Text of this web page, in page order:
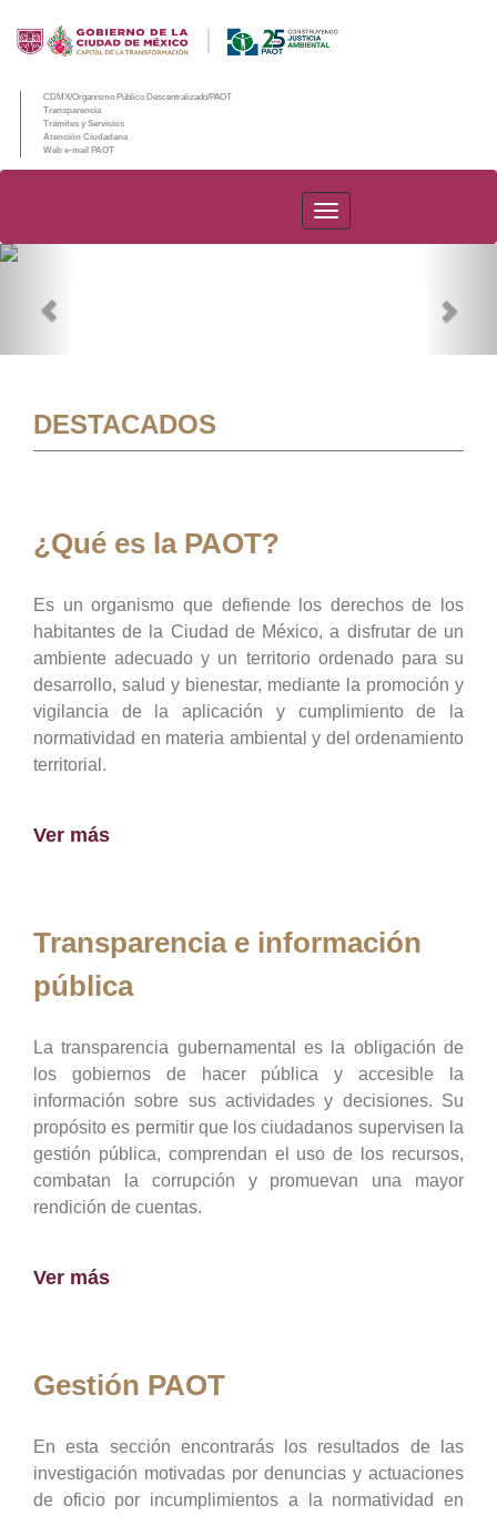
CDMX/Organismo Público Descentralizado/PAOT
Transparencia
Trámites y Servicios
Atención Ciudadana
Web e-mail PAOT
PAOT
DESTACADOS
¿Qué es la PAOT?
Es un organismo que defiende los derechos de los
habitantes de la Ciudad de México, a disfrutar de un
ambiente adecuado y un territorio ordenado para su
desarrollo, salud y bienestar, mediante la promoción y
vigilancia de la aplicación y cumplimiento de la
normatividad en materia ambiental y del ordenamiento
territorial.
Ver más
Transparencia e información
pública
La transparencia gubernamental es la obligación de
los gobiernos de hacer pública y accesible la
información sobre sus actividades y decisiones. Su
propósito es permitir que los ciudadanos supervisen la
gestión pública, comprendan el uso de los recursos,
combatan la corrupción y promuevan una mayor
rendición de cuentas.
Ver más
Gestión PAOT
En esta sección encontrarás los resultados de las
investigación motivadas por denuncias y actuaciones
de oficio por incumplimientos a la normatividad en